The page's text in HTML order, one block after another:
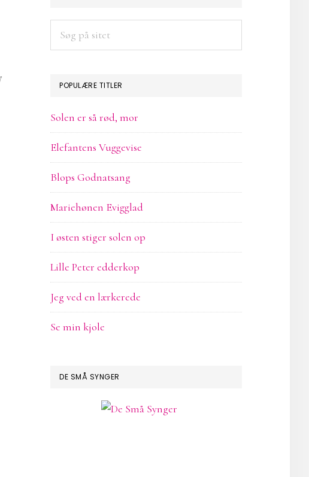
SIDEBAR
POPULÆRE TITLER
Solen er så rød, mor
Elefantens Vuggevise
Blops Godnatsang
Mariehønen Evigglad
I østen stiger solen op
Lille Peter edderkop
Jeg ved en lærkerede
Se min kjole
DE SMÅ SYNGER